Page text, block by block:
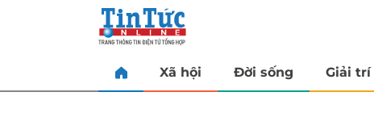
Xã hội Đời sống Giải trí